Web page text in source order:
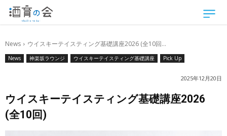
News ウイスキーテイスティング基礎講座2026 (全10回...
News 神楽坂ラウンジ ウイスキーテイスティング基礎講座 Pick Up
2025年12月20日
ウイスキーテイスティング基礎講座2026
(全10回)